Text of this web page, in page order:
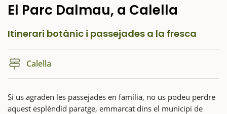
El Parc Dalmau, a Calella
Itinerari botànic i passejades a la fresca
Calella
Si us agraden les passejades en família, no us podeu perdre
aquest esplèndid paratge, emmarcat dins el municipi de